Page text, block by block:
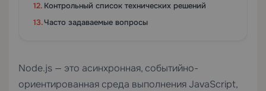
Контрольный список технических решений
Часто задаваемые вопросы
Node.js — это асинхронная, событийно-
ориентированная среда выполнения JavaScript,